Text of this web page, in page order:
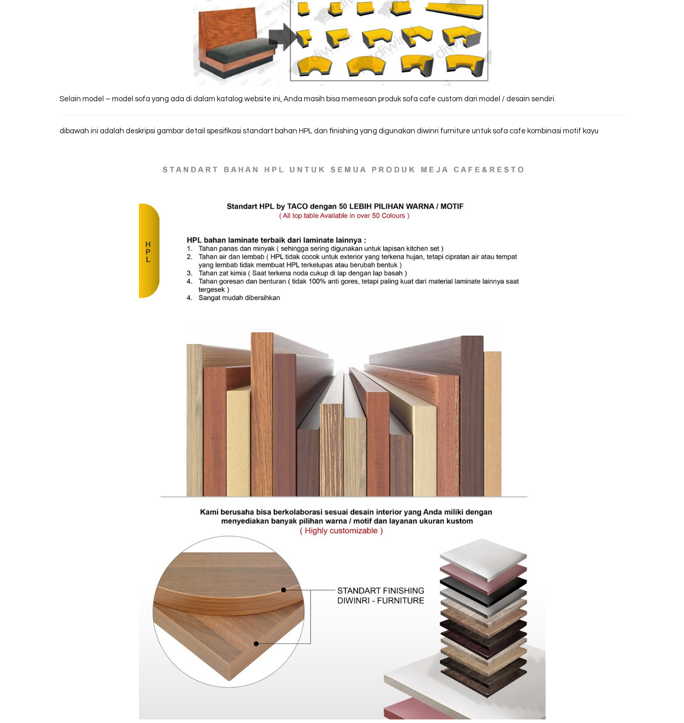
Selain model – model sofa yang ada di dalam katalog website ini, Anda masih bisa memesan produk sofa cafe custom dari model / desain sendiri.
dibawah ini adalah deskripsi gambar detail spesifikasi standart bahan HPL dan finishing yang digunakan diwinri furniture untuk sofa cafe kombinasi motif kayu